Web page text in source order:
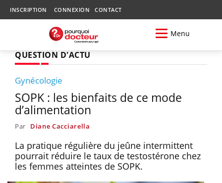
INSCRIPTION CONNEXION CONTACT
Menu
QUESTION D'ACTU
Gynécologie
SOPK : les bienfaits de ce mode
d’alimentation
Par Diane Cacciarella
La pratique régulière du jeûne intermittent
pourrait réduire le taux de testostérone chez
les femmes atteintes de SOPK.